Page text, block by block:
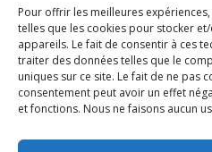
Pour offrir les meilleures
telles que les cookies pour stocker
appareils. Le fait de consentir à ces
traiter des données telles que le
uniques sur ce site. Le fait de ne pas
consentement peut avoir un effet
et fonctions. Nous ne faisons aucun
Voyage à Bruxelles 2024 (4)
éco-délégués (7)
Politique